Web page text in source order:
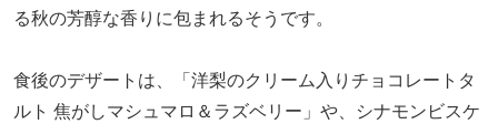
る秋の芳醇な香りに包まれるそうです。
食後のデザートは、「洋梨のクリーム入りチョコレートタ
ルト 焦がしマシュマロ＆ラズベリー」や、シナモンビスケ